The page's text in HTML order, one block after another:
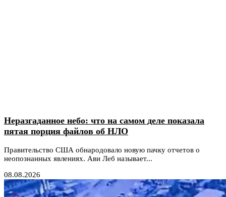
Неразгаданное небо: что на самом деле показала
пятая порция файлов об НЛО
Правительство США обнародовало новую пачку отчетов о
неопознанных явлениях. Ави Леб называет...
08.08.2026